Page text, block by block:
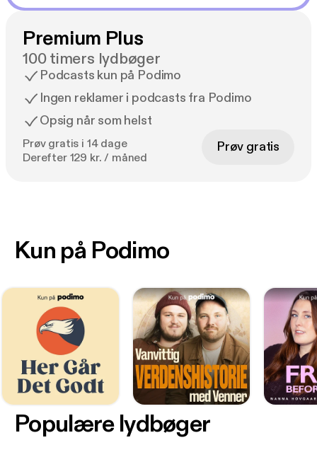
Premium Plus
100 timers lydbøger
Podcasts kun på Podimo
Ingen reklamer i podcasts fra Podimo
Opsig når som helst
Prøv gratis i 14 dage
Derefter 129 kr. / måned
Prøv gratis
Kun på Podimo
Populære lydbøger